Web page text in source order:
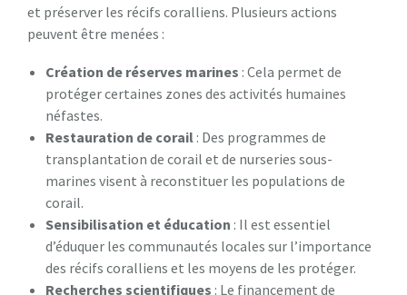
et préserver les récifs coralliens. Plusieurs actions
peuvent être menées :
Création de réserves marines : Cela permet de
protéger certaines zones des activités humaines
néfastes.
Restauration de corail : Des programmes de
transplantation de corail et de nurseries sous-
marines visent à reconstituer les populations de
corail.
Sensibilisation et éducation : Il est essentiel
d’éduquer les communautés locales sur l’importance
des récifs coralliens et les moyens de les protéger.
Recherches scientifiques : Le financement de